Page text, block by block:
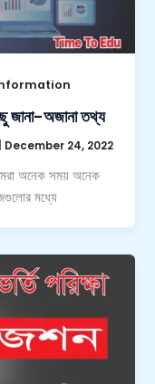
জানা-অজানা তথ্য
December 24, 2022
অনেক সময় অনেক
মধ্যে